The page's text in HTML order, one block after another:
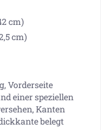
cm)
cm)
Vorderseite
einer speziellen
Kanten
belegt